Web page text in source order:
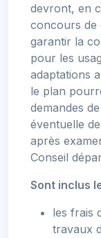
devront, en
concours de
garantir la
pour les
adaptations
le plan
demandes
éventuelle
après
Conseil
Sont inclus
les frais
travaux